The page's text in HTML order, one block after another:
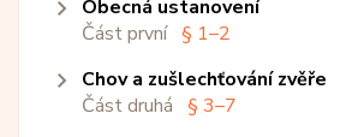
obecná ustanovení
Část první § 1–2
§ 1- Předmět a účel úpravy
chov a zušlechťování zvěře
Část druhá § 3–7